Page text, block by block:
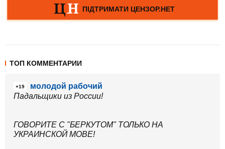
ТОП КОММЕНТАРИИ
+19
молодой рабочий
Падальщики из России!
ГОВОРИТЕ С "БЕРКУТОМ" ТОЛЬКО НА
УКРАИНСКОЙ МОВЕ!